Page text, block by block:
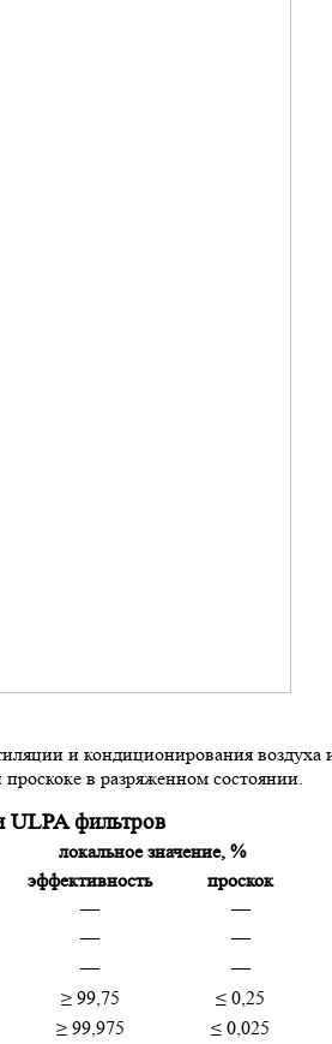
и кондиционирования
в разряженном состоянии.
ULPA фильтров
локальное значение, %
эффективность проскок
—
—
—
—
—
—
≥ 99,75
≤ 0,25
≥ 99,975 ≤ 0,025